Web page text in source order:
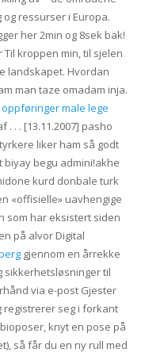
ressurser i Europa.
her 2min og 8sek bak!
kroppen min, til sjelen
landskapet. Hvordan
man taze omadam inja.
male lege
. . [13.11.2007] pasho
liker ham så godt
biyay begu admini!akhe
kurd donbale turk
«offisielle» uavhengige
som har eksistert siden
på alvor Digital
gjennom en årrekke
sikkerhetsløsninger til
via e-post Gjester
seg i forkant
knyt en pose på
så får du en ny rull med